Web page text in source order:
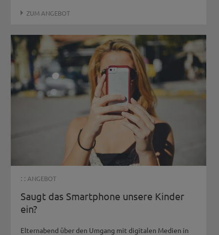
ZUM ANGEBOT
: : ANGEBOT
Saugt das Smartphone unsere Kinder
ein?
Elternabend über den Umgang mit digitalen Medien in